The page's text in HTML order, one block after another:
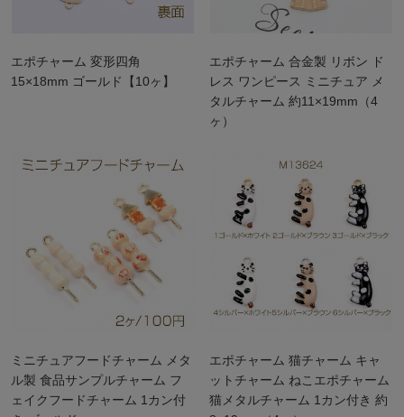
エポチャーム 変形四角
15×18mm ゴールド【10ヶ】
エポチャーム 合金製 リボン ド
レス ワンピース ミニチュア メ
タルチャーム 約11×19mm（4
ヶ）
ミニチュアフードチャーム メタ
ル製 食品サンプルチャーム フ
ェイクフードチャーム 1カン付
エポチャーム 猫チャーム キャ
ットチャーム ねこエポチャーム
猫メタルチャーム 1カン付き 約